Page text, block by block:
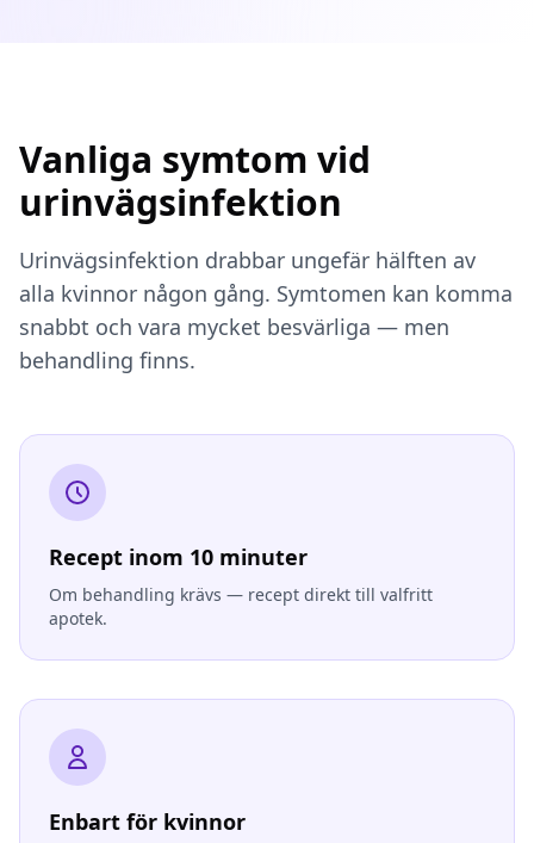
Vanliga symtom vid
urinvägsinfektion
Urinvägsinfektion drabbar ungefär hälften av
alla kvinnor någon gång. Symtomen kan komma
snabbt och vara mycket besvärliga — men
behandling finns.
Recept inom 10 minuter
Om behandling krävs — recept direkt till valfritt
apotek.
Enbart för kvinnor